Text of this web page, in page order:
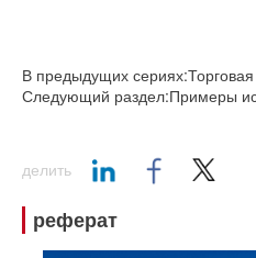
В предыдущих
Следующий раздел:Примеры
делить
реферат